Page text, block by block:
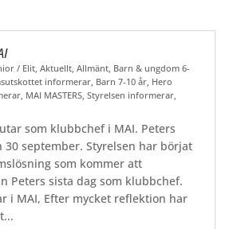
/ Elit ,Aktuellt ,Allmänt Barn & ungdom 6-
informerar Barn 7-10 år Hero
MAI MASTERS ,Styrelsen informerar
som klubbchef i MAI. Peters
30 september. Styrelsen har börjat
som kommer att
Peters sista dag som klubbchef.
i MAI, Efter mycket reflektion har